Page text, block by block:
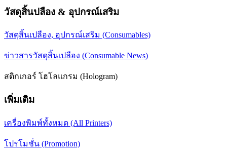
วัสดุสิ้นปลือง & อุปกรณ์เสริม
วัสดุสิ้นเปลือง, อุปกรณ์เสริม (Consumables)
ข่าวสารวัสดุสิ้นเปลือง (Consumable News)
สติกเกอร์ โฮโลแกรม (Hologram)
เพิ่มเติม
เครื่องพิมพ์ทั้งหมด (All Printers)
โปรโมชั่น (Promotion)